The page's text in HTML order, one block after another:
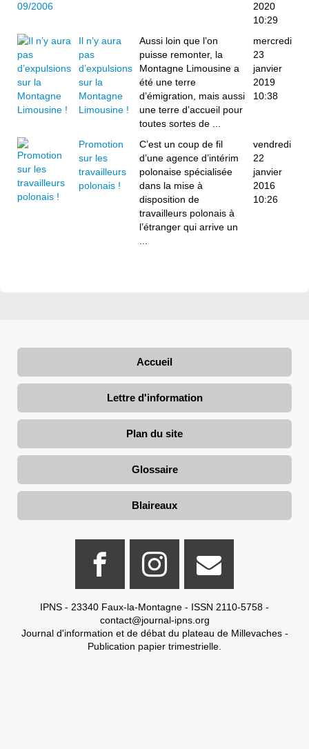
2020
10:29
Il n’y aura
pas
d’expulsions
sur la
Montagne
Limousine !
Aussi loin que l’on
puisse remonter, la
Montagne Limousine a
été une terre
d’émigration, mais aussi
une terre d’accueil pour
toutes sortes de ...
mercredi
23
janvier
2019
10:38
Promotion
sur les
travailleurs
polonais !
C’est un coup de fil
d’une agence d’intérim
polonaise spécialisée
dans la mise à
disposition de
travailleurs polonais à
l’étranger qui arrive un
vendredi
22
janvier
2016
10:26
Accueil
Lettre d'information
Plan du site
Glossaire
Blaireaux
IPNS - 23340 Faux-la-Montagne - ISSN 2110-5758 -
contact@journal-ipns.org
Journal d'information et de débat du plateau de Millevaches -
Publication papier trimestrielle.